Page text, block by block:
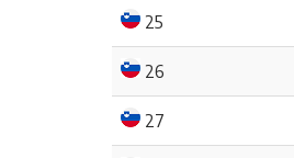
25
26
27